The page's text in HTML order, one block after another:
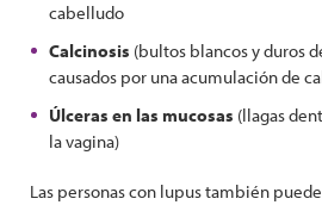
cabelludo
Calcinosis (bultos blancos y duros
causados por una acumulación de
Úlceras en las mucosas (llagas
la vagina)
Las personas con lupus también